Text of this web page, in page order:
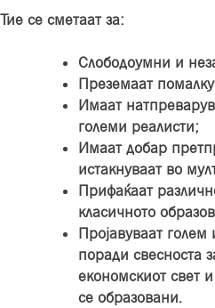
Тие се сметаат за:
Слободоумни и
Преземаат
Имаат
големи реалисти;
Имаат добар
истакнуваат во
Прифаќаат
класичното
Пројавуваат
поради свесноста
економскиот свет
се образовани.